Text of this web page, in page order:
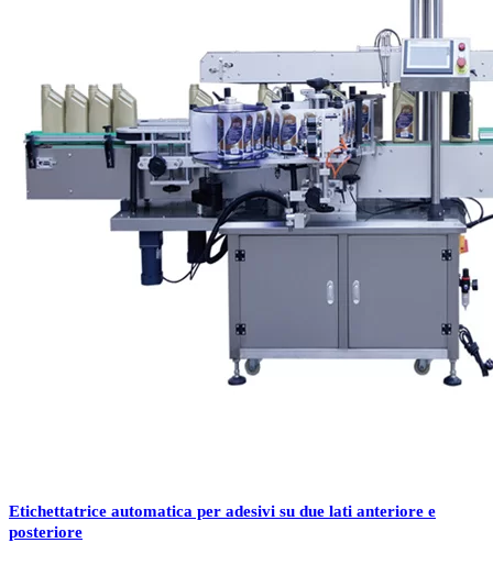
Etichettatrice automatica per adesivi su due lati anteriore e
posteriore